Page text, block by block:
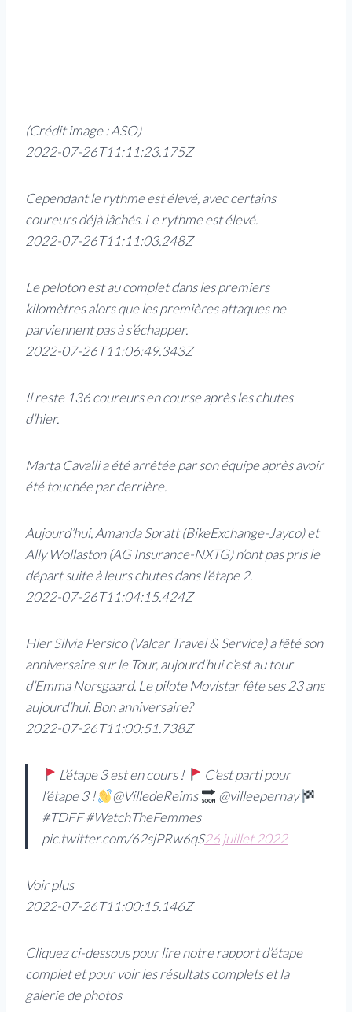
(Crédit image : ASO)
2022-07-26T11:11:23.175Z
Cependant le rythme est élevé, avec certains
coureurs déjà lâchés. Le rythme est élevé.
2022-07-26T11:11:03.248Z
Le peloton est au complet dans les premiers
kilomètres alors que les premières attaques ne
parviennent pas à s’échapper.
2022-07-26T11:06:49.343Z
Il reste 136 coureurs en course après les chutes
d’hier.
Marta Cavalli a été arrêtée par son équipe après avoir
été touchée par derrière.
Aujourd’hui, Amanda Spratt (BikeExchange-Jayco) et
Ally Wollaston (AG Insurance-NXTG) n’ont pas pris le
départ suite à leurs chutes dans l’étape 2.
2022-07-26T11:04:15.424Z
Hier Silvia Persico (Valcar Travel & Service) a fêté son
anniversaire sur le Tour, aujourd’hui c’est au tour
d’Emma Norsgaard. Le pilote Movistar fête ses 23 ans
aujourd’hui. Bon anniversaire?
2022-07-26T11:00:51.738Z
L’étape 3 est en cours !
C’est parti pour
l’étape 3 !
@VilledeReims
@villeepernay
#TDFF #WatchTheFemmes
pic.twitter.com/62sjPRw6qS26 juillet 2022
Voir plus
2022-07-26T11:00:15.146Z
Cliquez ci-dessous pour lire notre rapport d’étape
complet et pour voir les résultats complets et la
galerie de photos